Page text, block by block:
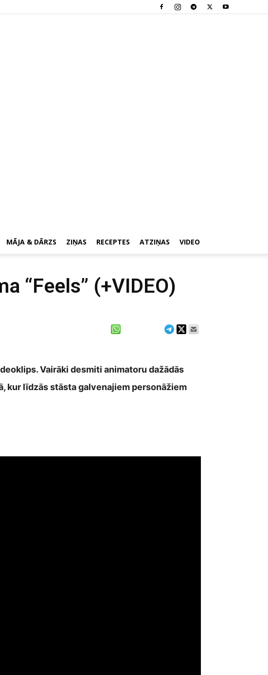
MĀJA & DĀRZS ZIŅAS RECEPTES ATZIŅAS VIDEO
“Feels” (+VIDEO)
Vairāki desmiti animatoru dažādās
kur līdzās stāsta galvenajiem personāžiem